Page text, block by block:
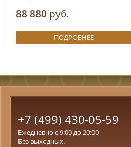
88 880 руб.
ПОДРОБНЕЕ
+7 (499) 430-05-59
Ежедневно с 9:00 до 20:00
Без выходных.